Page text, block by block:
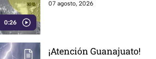
0:26
presión en el Pacífico, debido a
07 agosto, 2026
¡Atención Guanajuato!